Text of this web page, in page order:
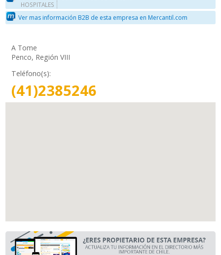
HOSPITALES
Ver mas información B2B de esta empresa en Mercantil.com
A Tome
Penco, Región VIII
Teléfono(s):
(41)2385246